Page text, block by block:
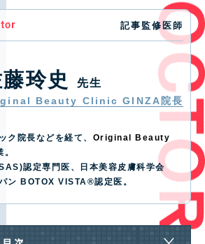
記事監修医師
玲史 先生
Beauty Clinic GINZA院長
ク院長などを経て、 Original Beauty
認定専門医、日本美容皮膚科学会
ン BOTOX VISTA®️認定医。